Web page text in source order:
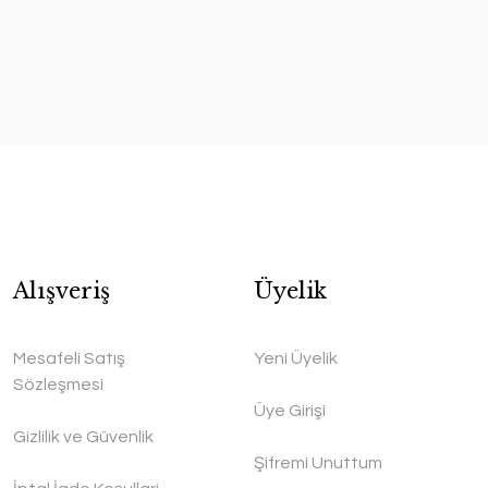
Alışveriş
Mesafeli Satış
Sözleşmesi
Gizlilik ve Güvenlik
Üyelik
Yeni Üyelik
Üye Girişi
Şifremi Unuttum